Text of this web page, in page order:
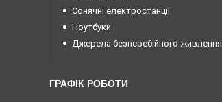
Сонячні електростанції
Ноутбуки
Джерела безперебійного живлення
ГРАФІК РОБОТИ